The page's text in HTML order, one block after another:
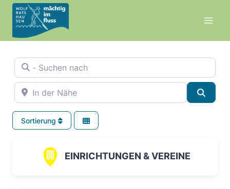
Zum
Inhalt
springen
- Suchen nach
In der Nähe
Sortierung
EINRICHTUNGEN & VEREINE